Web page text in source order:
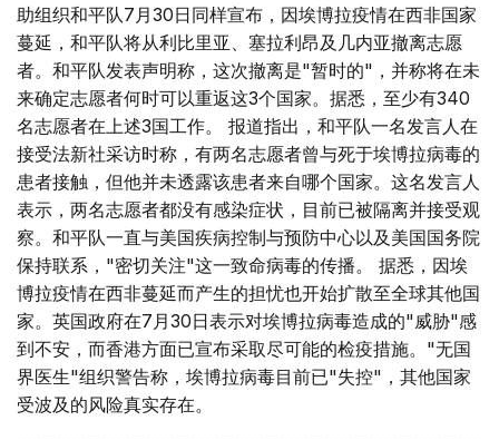
助组织和平队7月30日同样宣布，因埃博拉疫情在西非国家
蔓延，和平队将从利比里亚、塞拉利昂及几内亚撤离志愿
者。和平队发表声明称，这次撤离是"暂时的"，并称将在未
来确定志愿者何时可以重返这3个国家。据悉，至少有340
名志愿者在上述3国工作。 报道指出，和平队一名发言人在
接受法新社采访时称，有两名志愿者曾与死于埃博拉病毒的
患者接触，但他并未透露该患者来自哪个国家。这名发言人
表示，两名志愿者都没有感染症状，目前已被隔离并接受观
察。和平队一直与美国疾病控制与预防中心以及美国国务院
保持联系，"密切关注"这一致命病毒的传播。 据悉，因埃
博拉疫情在西非蔓延而产生的担忧也开始扩散至全球其他国
家。英国政府在7月30日表示对埃博拉病毒造成的"威胁"感
到不安，而香港方面已宣布采取尽可能的检疫措施。"无国
界医生"组织警告称，埃博拉病毒目前已"失控"，其他国家
受波及的风险真实存在。